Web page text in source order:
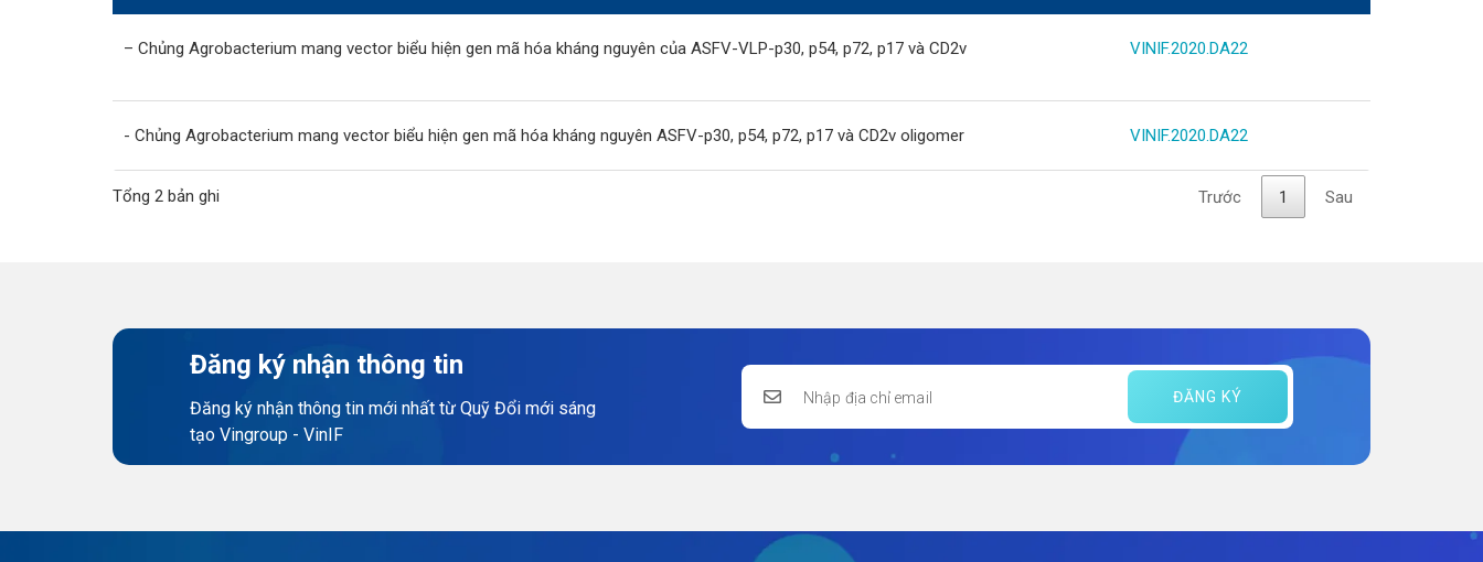
– Chủng Agrobacterium mang vector biểu hiện gen mã hóa kháng nguyên của ASFV-VLP-p30, p54, p72, p17 và CD2v VINIF.2020.DA22
- Chủng Agrobacterium mang vector biểu hiện gen mã hóa kháng nguyên ASFV-p30, p54, p72, p17 và CD2v oligomer VINIF.2020.DA22
Tổng 2 bản ghi Trước 1 Sau
Đăng ký nhận thông tin
Đăng ký nhận thông tin mới nhất từ Quỹ Đổi mới sáng
tạo Vingroup - VinIF
ĐĂNG KÝ